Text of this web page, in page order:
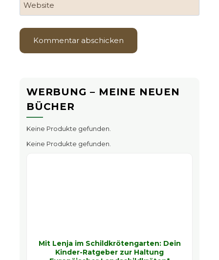
Website
WERBUNG – MEINE NEUEN
BÜCHER
Keine Produkte gefunden.
Keine Produkte gefunden.
Mit Lenja im Schildkrötengarten: Dein
Kinder-Ratgeber zur Haltung